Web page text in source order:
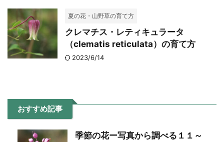
夏の花・山野草の育て方
クレマチス・レティキュラータ
（clematis reticulata）の育て方
2023/6/14
おすすめ記事
季節の花ー写真から調べる１１～